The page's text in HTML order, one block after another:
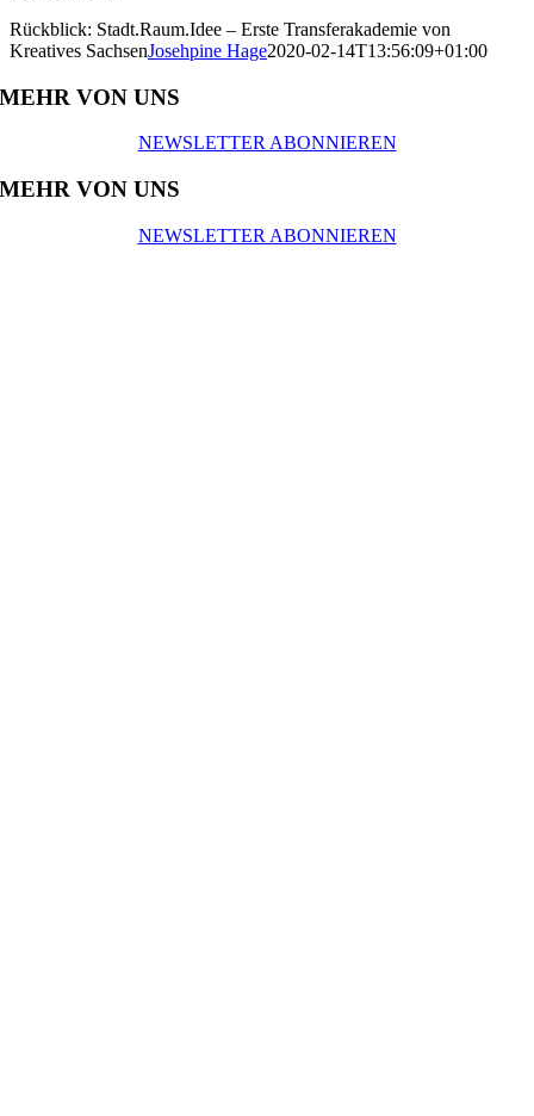
Rückblick: Stadt.Raum.Idee – Erste Transferakademie von
Kreatives SachsenJosehpine Hage2020-02-14T13:56:09+01:00
MEHR VON UNS
NEWSLETTER ABONNIEREN
MEHR VON UNS
NEWSLETTER ABONNIEREN